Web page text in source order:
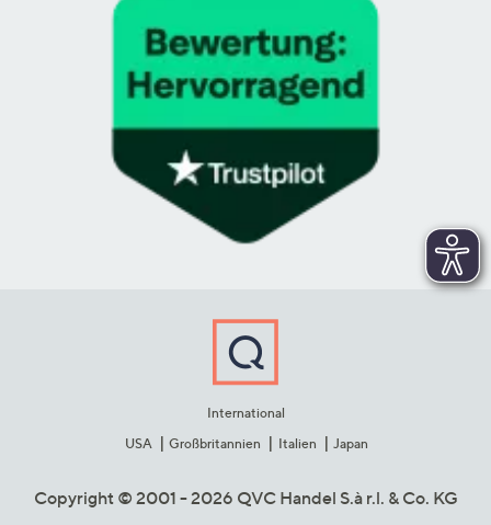
International
USA
Großbritannien Italien Japan
Copyright © 2001 - 2026 QVC Handel S.à r.l. & Co. KG